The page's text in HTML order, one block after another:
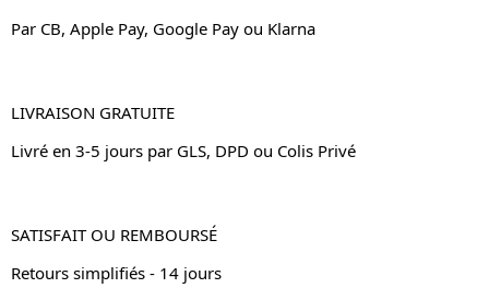
Par CB, Apple Pay, Google Pay ou Klarna
LIVRAISON GRATUITE
Livré en 3-5 jours par GLS, DPD ou Colis Privé
SATISFAIT OU REMBOURSÉ
Retours simplifiés - 14 jours